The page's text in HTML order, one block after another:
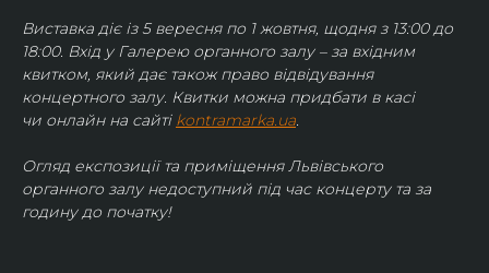
Виставка діє із 5 вересня по 1 жовтня, щодня з 13:00 до
18:00. Вхід у Галерею органного залу – за вхідним
квитком, який дає також право відвідування
концертного залу. Квитки можна придбати в касі
чи онлайн на сайті kontramarka.ua.
Огляд експозиції та приміщення Львівського
органного залу недоступний під час концерту та за
годину до початку!